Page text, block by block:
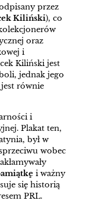
przez
Kiliński), co
oraz
i
Kiliński jest
jednak jego
równie
i
Plakat ten,
był w
wobec
i ważny
się historią
PRL.